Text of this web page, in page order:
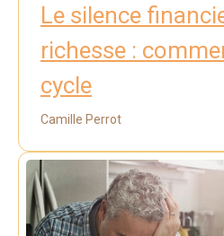
Le silence
richesse :
cycle
Camille Perrot